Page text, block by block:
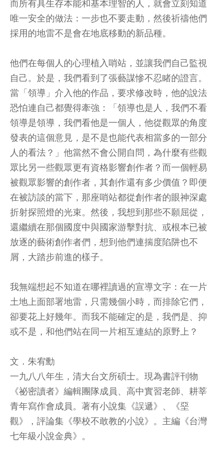
而所有具生存本能和基本理智的人，就會立刻知道
唯一安全的做法：一步也不要走動，然後祈禱他們
採用的地雷不是會在地底移動的新品種。
他們在每個人的心理植入哨站，並讓我們自己監視
自己。於是，我們看到了張藝謀慘不忍睹的證言。
當「領導」介入他的作品，要求修改時，他的說法
恐怕連自己都覺得牽強：「領導也是人，我們不看
領導是領導，我們看他是一個人，他從觀眾的角度
發表的這個意見，是不是也能代表相當多的一部分
人的看法？」他當然不會公開自問，為什麼有些觀
眾比另一些觀眾更有資格影響創作者？而一個輕易
被觀眾影響的創作者，其創作還有多少價值？即便
在被訪談的當下，那座哨站都從創作者的眼神深處
折射探照燈的光束。然後，我想到那些不願屈從，
還繼續在那個國度中與國家游擊對抗、或根本已被
放逐的藝術創作者們，想到他們連揣度陷阱也不
屑，大踏步前進的樣子。
我無端想起不知道在哪裡讀過的宣導文字：在一片
土地上面部署地雷，只需幾個小時，而排除它們，
卻要花上好幾年。而我不能確定的是，我們是、抑
或不是，和他們站在同一片相互連結的原野上？
文．朱宥勳
一九八八年生，清大台文所碩士。現為書評刊物
《祕密讀者》編輯團隊成員、高中實習老師、耕莘
青年寫作會成員。著有小說集《誤遞》、《堊
觀》，評論集《學校不敢教的小說》。主編《台灣
七年級小說金典》。